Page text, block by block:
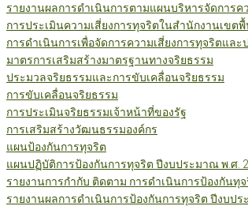
รายงานผลการดำเนินการตามแผนบริหารจัดการ
การประเมินความเสี่ยงการทุจริตในสำนักงานเขต
การดำเนินการเพื่อจัดการความเสี่ยงการทุจริตแล
มาตรการเสริมสร้างมาตรฐานทางจริยธรรม
ประมวลจริยธรรมและการขับเคลื่อนจริยธรรม
การขับเคลื่อนจริยธรรม
การประเมินจริยธรรมเจ้าหน้าที่ของรัฐ
การเสริมสร้างวัฒนธรรมองค์กร
แผนป้องกันการทุจริต
แผนปฏิบัติการป้องกันการทุจริต ปีงบประมาณ พ.ศ.
รายงานการกำกับ ติดตาม การดำเนินการป้องกันทุ
รายงานผลการดำเนินการป้องกันการทุจริต ปีงบปร